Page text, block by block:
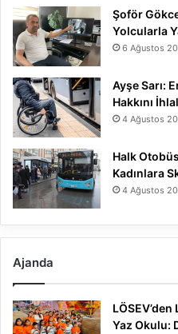
Şoför
Yolcularla
6 Ağustos
Ayşe Sarı:
Hakkını
4 Ağustos
Halk
Kadınlara
4 Ağustos
Ajanda
Yaz Okulu: